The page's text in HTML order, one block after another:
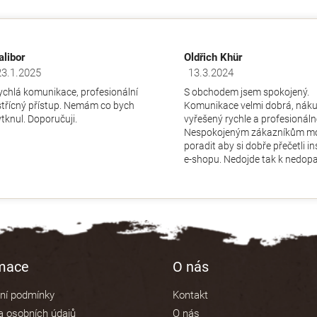
obchodu je 5 z 5 hvězdiček.
komunikace, profesionální
přístup. Nemám co bych
Doporučuji.
Oldřich Khür
Hodnocení obchodu je 5 z 5
13.3.2024
S obchodem jsem spokojený.
Komunikace velmi dobrá,
vyřešený rychle a
Nespokojeným zákazníkům
poradit aby si dobře přečetli
e-shopu. Nedojde tak k
podmínky
osobních údajů
O nás
Kontakt
O nás